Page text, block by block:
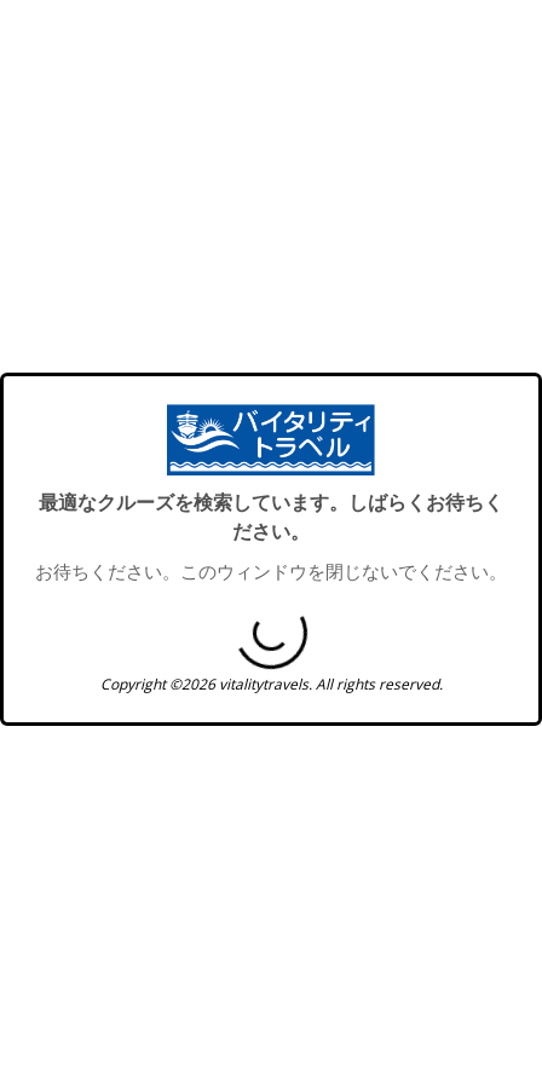
最適なクルーズを検索しています。しばらくお待ちく
ださい。
お待ちください。このウィンドウを閉じないでください。
Copyright ©2026 vitalitytravels. All rights reserved.